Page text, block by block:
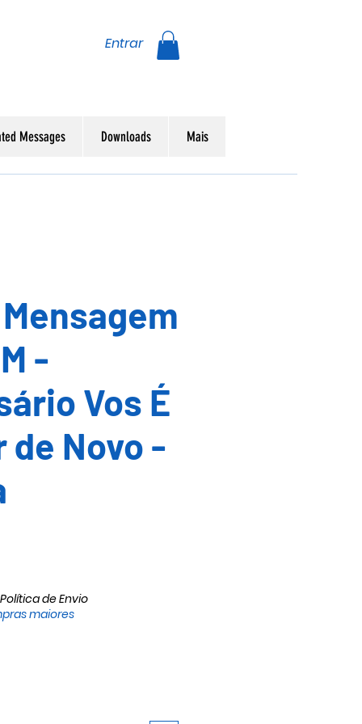
Entrar
Messages Downloads Mais
-
Vos É
de Novo -
Política de Envio
maiores